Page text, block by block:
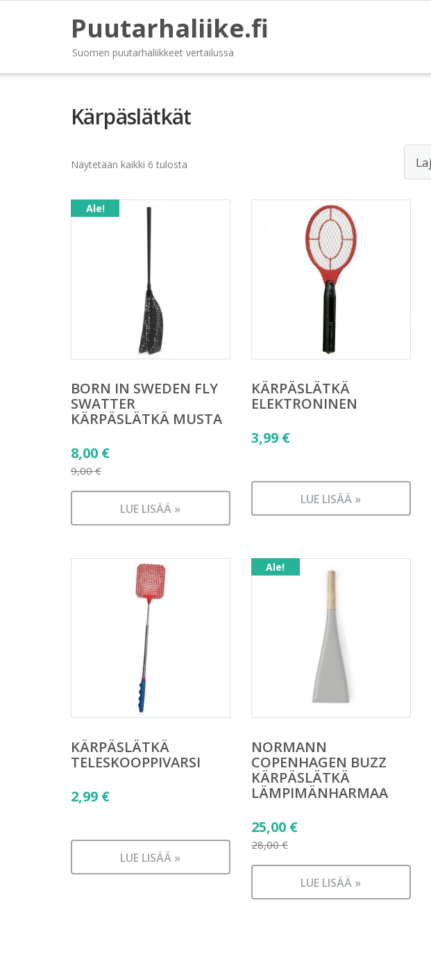
Puutarhaliike.fi
Suomen puutarhaliikkeet vertailussa
Kärpäslätkät
Näytetään kaikki 6 tulosta
Ale!
BORN IN SWEDEN FLY
SWATTER
KÄRPÄSLÄTKÄ MUSTA
9,00€
Alkuperäinen
hinta
oli:
8,00 €
Nykyinen
on:
LUE LISÄÄ »
KÄRPÄSLÄTKÄ
ELEKTRONINEN
3,99 €
LUE LISÄÄ »
KÄRPÄSLÄTKÄ
TELESKOOPPIVARSI
2,99 €
LUE LISÄÄ »
Ale!
NORMANN
COPENHAGEN BUZZ
KÄRPÄSLÄTKÄ
LÄMPIMÄNHARMAA
28,00€
Alkuperäinen
hinta
oli:
25,00 €
Nykyinen
on:
LUE LISÄÄ »